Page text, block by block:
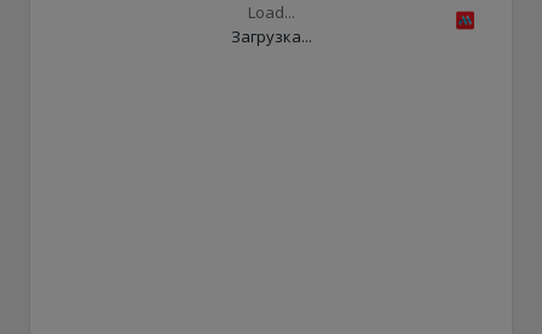
Load...
Загрузка...